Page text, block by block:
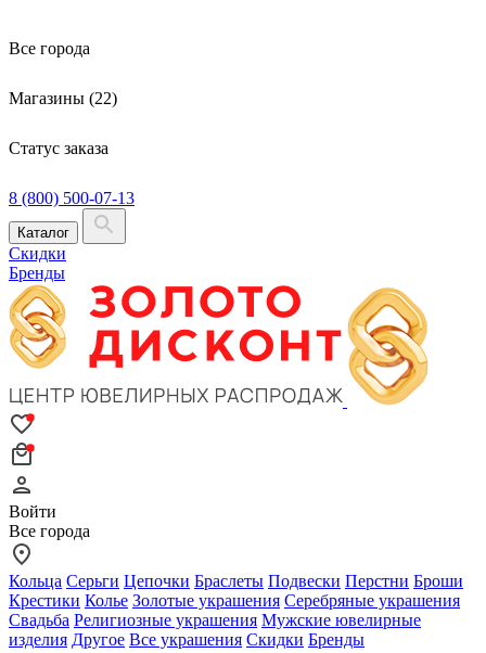
Все города
Магазины (22)
Статус заказа
8 (800) 500-07-13
Каталог
Скидки
Бренды
Войти
Все города
Кольца Серьги Цепочки Браслеты Подвески Перстни Броши
Крестики Колье Золотые украшения Серебряные украшения
Свадьба Религиозные украшения Мужские ювелирные
изделия Другое Все украшения Скидки Бренды